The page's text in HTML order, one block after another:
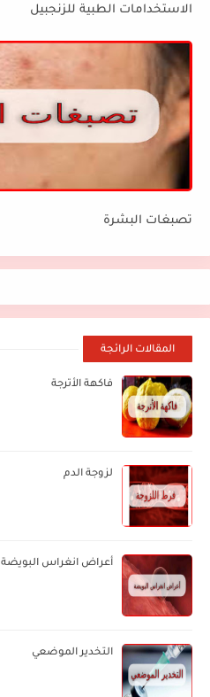
الاستخدامات الطبية للزنجبيل
تصبغات البشرة
المقالات الرائجة
فاكهة الأترجة
لزوجة الدم
أعراض انغراس البويضة
التخدير الموضعي